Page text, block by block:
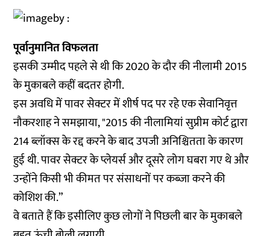
पूर्वानुमानित विफलता
इसकी उम्मीद पहले से थी कि 2020 के दौर की नीलामी 2015
के मुकाबले कहीं बदतर होगी.
इस अवधि में पावर सेक्टर में शीर्ष पद पर रहे एक सेवानिवृत्त
नौकरशाह ने समझाया, "2015 की नीलामियां सुप्रीम कोर्ट द्वारा
214 ब्लॉक्स के रद्द करने के बाद उपजी अनिश्चितता के कारण
हुई थी. पावर सेक्टर के प्लेयर्स और दूसरे लोग घबरा गए थे और
उन्होंने किसी भी कीमत पर संसाधनों पर कब्जा करने की
कोशिश की.”
वे बताते हैं कि इसीलिए कुछ लोगों ने पिछली बार के मुकाबले